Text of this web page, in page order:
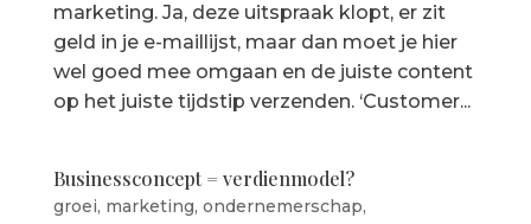
marketing. Ja, deze uitspraak klopt, er zit
geld in je e-maillijst, maar dan moet je hier
wel goed mee omgaan en de juiste content
op het juiste tijdstip verzenden. ‘Customer...
Businessconcept = verdienmodel?
groei, marketing, ondernemerschap,